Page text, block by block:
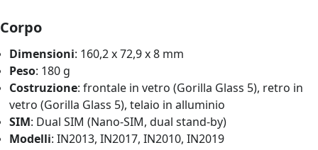
Corpo
Dimensioni: 160,2 x 72,9 x 8 mm
Peso: 180 g
Costruzione: frontale in vetro (Gorilla Glass 5), retro in
vetro (Gorilla Glass 5), telaio in alluminio
SIM: Dual SIM (Nano-SIM, dual stand-by)
Modelli: IN2013, IN2017, IN2010, IN2019